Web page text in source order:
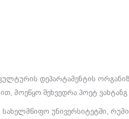
დეპარტამენტის
მოეწყო შეხვედრა პოეტ ვახტანგ
უნივერსიტეტში,